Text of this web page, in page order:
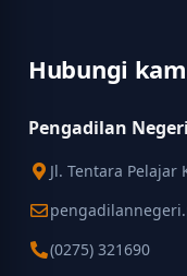
Hubungi
Pengadilan
Jl. Tentara Pelajar
(0275) 321690